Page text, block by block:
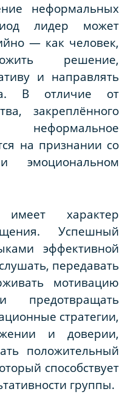
неформальных
лидер может
— как человек,
решение,
и направлять
В отличие от
закреплённого
неформальное
на признании со
эмоциональном
характер
Успешный
эффективной
передавать
мотивацию
стратегии,
и доверии,
положительный
способствует
группы.